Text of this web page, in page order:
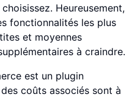
Heureusement,
fonctionnalités les plus
et moyennes
à craindre.
est un plugin
coûts associés sont à